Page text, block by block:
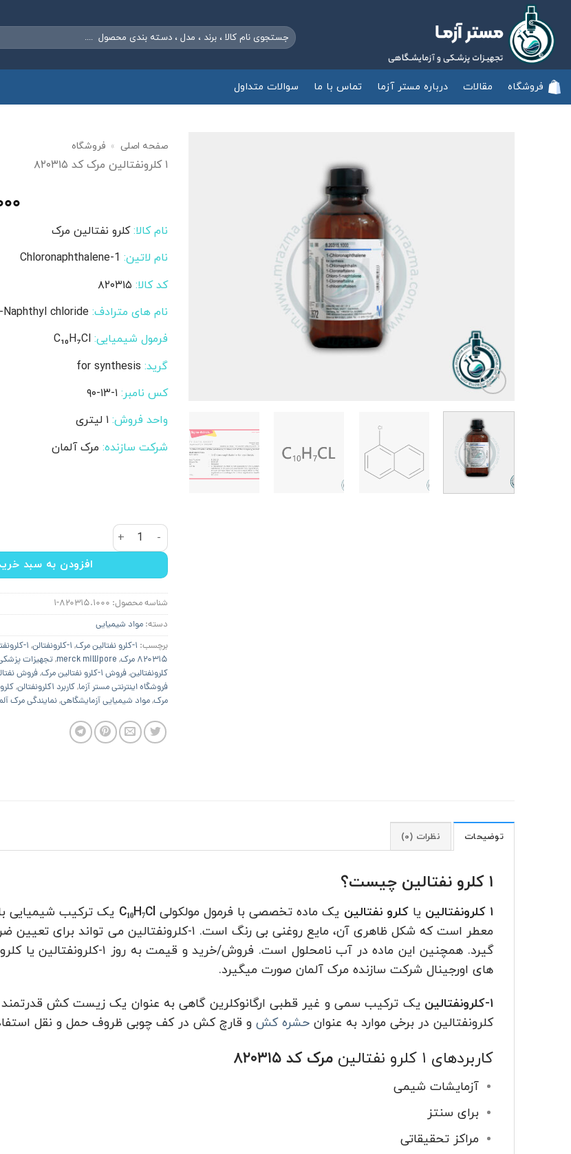
content
جستجو
برای:
فروشگاه مقالات درباره مستر آزما تماس با ما سوالات متداول
صفحه اصلی » فروشگاه
۱ کلرونفتالین مرک کد ۸۲۰۳۱۵
نام کالا:کلرو نفتالین مرک
نام لاتین: 1-Chloronaphthalene
کد کالا: ۸۲۰۳۱۵
نام های مترادف:Naphthyl chloride
فرمول شیمیایی:C₁₀H₇Cl
گرید: for synthesis
کس نامبر: ۹۰-۱۳-۱
واحد فروش: ۱ لیتری
شرکت سازنده: مرک آلمان
افزودن به سبد
شناسه محصول: ۸۲۰۳۱۵.۱۰۰۰-۱
دسته:مواد شیمیایی
برچسب: ۱-کلرو نفتالین مرک , ۱-کلرونفتالن , ۱-کلرونفتالین
۸۲۰۳۱۵ مرک
,
merck millipore
,تجهیزات
کلرونفتالین,فروش ۱-کلرو نفتالین مرک ,فروش
فروشگاه اینترنتی مستر آزما,کاربرد ۱کلرونفتالن ,
مرک,مواد شیمیایی آزمایشگاهی,نمایندگی مرک
توضیحات نظرات (۰)
۱ کلرو نفتالین چیست؟
۱ کلرونفتالین یاکلرو نفتالین یک ماده تخصصیبا فرمول مولکولی C₁₀H₇Cl
معطر است که شکل ظاهری آن، مایع روغنی بی رنگ است. ۱-
گیرد. همچنین این ماده در آب
های اورجینال شرکت سازنده مرک آلمان صورت میگیرد.
۱-کلرونفتالین
یک ترکیب سمی و غیر قطبی ارگانوکلرین گاهی به عنوان یک زیست کش
کلرونفتالین در برخی موارد به عنوان حشره کش و قارچ کش در کف چوبی ظروف حمل و نقل
کاربردهای ۱ کلرو نفتالین مرک کد ۸۲۰۳۱۵
آزمایشات شیمی
برای سنتز
مراکز تحقیقاتی